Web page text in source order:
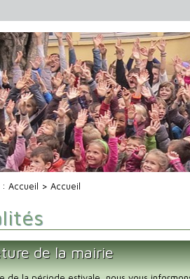
:Accueil > Accueil
de la mairie